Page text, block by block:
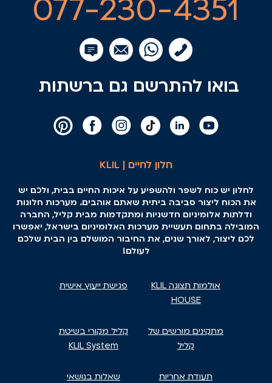
077-230-4351
בואו להתרשם גם ברשתות
חלון לחיים | KLIL
לחלון יש כוח לשפר ולהשפיע על איכות החיים בבית, ולכם יש
את הכוח ליצור סביבה ביתית שאתם אוהבים. מערכות חלונות
ודלתות אלומיניום חדשניות ומתקדמות מבית קליל, החברה
המובילה בתחום תעשיית מערכות האלומיניום בישראל, יאפשרו
לכם ליצור, לאורך שנים, את החיבור המושלם בין הבית שלכם
לעולם!
אולמות תצוגה KLIL
HOUSE
פגישת ייעוץ אישית
מתקינים מורשים של
קליל
קליל מקורי בשיטת
KLIL System
תעודת אחריות
שאלות בנושאי